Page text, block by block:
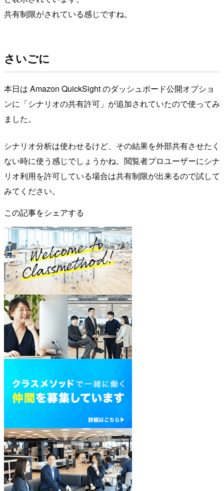
共有制限がされている感じですね。
さいごに
本日は Amazon QuickSight のダッシュボード公開オプショ
ンに「シナリオの共有許可」が追加されていたので使ってみ
ました。
シナリオ分析は使わせるけど、その結果を外部共有させたく
ない時に使う感じでしょうかね。閲覧者プロユーザーにシナ
リオ利用を許可している場合は共有制限が出来るので試して
みてください。
この記事をシェアする